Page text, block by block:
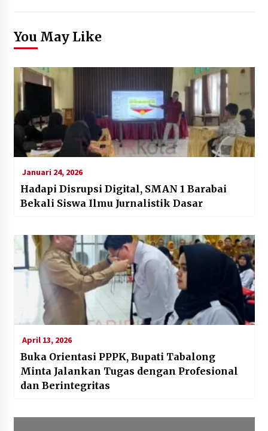
You May Like
Januari 24, 2026
Hadapi Disrupsi Digital, SMAN 1 Barabai
Bekali Siswa Ilmu Jurnalistik Dasar
April 13, 2026
Buka Orientasi PPPK, Bupati Tabalong
Minta Jalankan Tugas dengan Profesional
dan Berintegritas